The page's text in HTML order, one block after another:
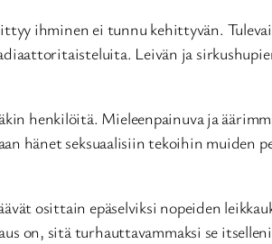
ihminen ei tunnu kehittyvän.
Leivän ja
henkilöitä. Mieleenpainuva ja
hänet seksuaalisiin tekoihin muiden
osittain epäselviksi nopeiden
on, sitä turhauttavammaksi se